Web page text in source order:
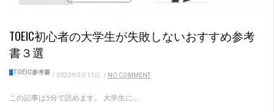
TOEIC初心者の大学生が失敗しないおすすめ参考
書３選
TOEIC参考書 / 2022年5月11日 / NO COMMENT
この記事は5分で読めます。 大学生に...